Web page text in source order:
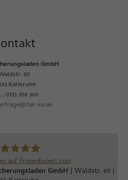
GmbH
65
Karlsruhe
0721 358 369
ka.de
auf ProvenExpert.com
GmbH | Waldstr. 65 |